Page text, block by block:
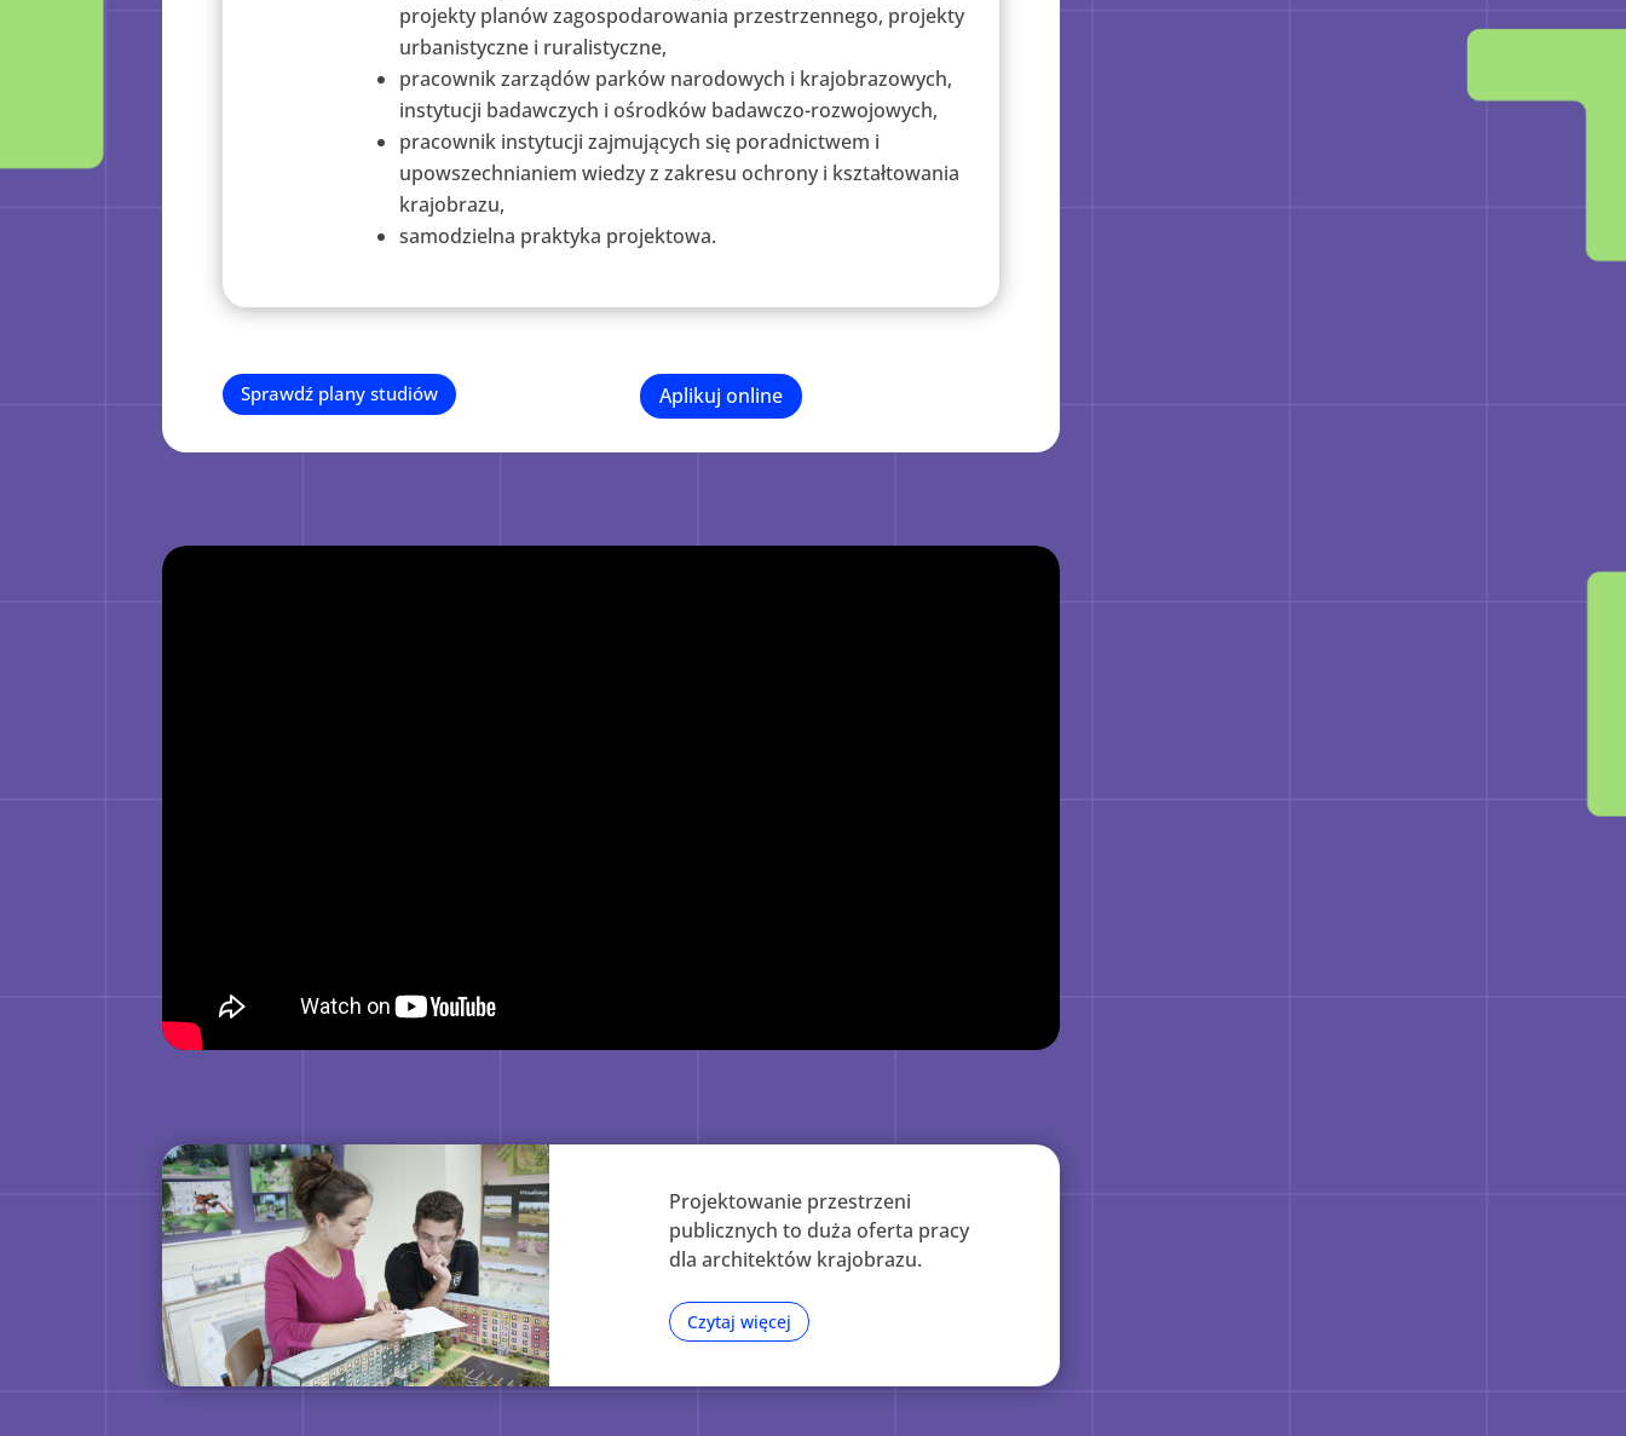
projekty planów zagospodarowania przestrzennego, projekty
urbanistyczne i ruralistyczne,
pracownik zarządów parków narodowych i krajobrazowych,
instytucji badawczych i ośrodków badawczo-rozwojowych,
pracownik instytucji zajmujących się poradnictwem i
upowszechnianiem wiedzy z zakresu ochrony i kształtowania
krajobrazu,
samodzielna praktyka projektowa.
Sprawdź plany studiów Aplikuj online
Projektowanie przestrzeni
publicznych to duża oferta pracy
dla architektów krajobrazu.
Czytaj więcej